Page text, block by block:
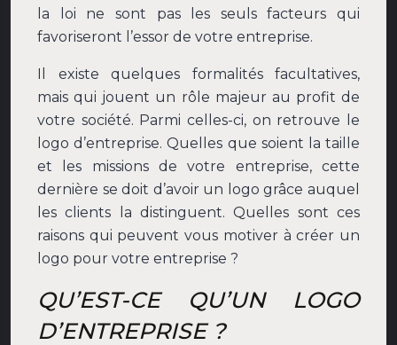
la loi ne sont pas les seuls facteurs qui
favoriseront l’essor de votre entreprise.
Il existe quelques formalités facultatives,
mais qui jouent un rôle majeur au profit de
votre société. Parmi celles-ci, on retrouve le
logo d’entreprise. Quelles que soient la taille
et les missions de votre entreprise, cette
dernière se doit d’avoir un logo grâce auquel
les clients la distinguent. Quelles sont ces
raisons qui peuvent vous motiver à créer un
logo pour votre entreprise ?
QU’EST-CE QU’UN LOGO
D’ENTREPRISE ?